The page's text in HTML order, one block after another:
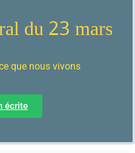
du 23 mars
que nous vivons
écrite